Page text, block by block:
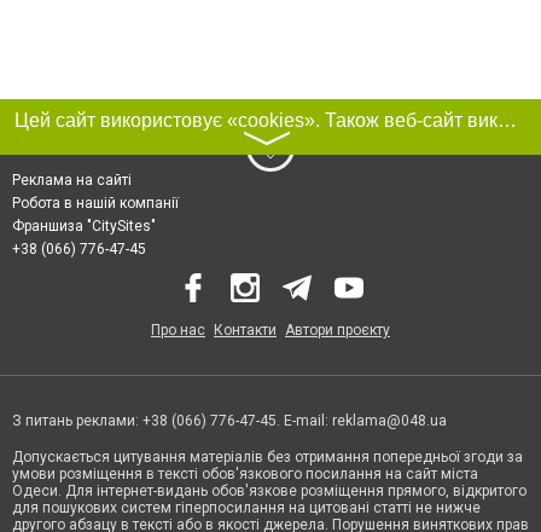
Цей сайт використовує «cookies». Також веб-сайт використовує інтернет-сервіс для збору технічних даних стосовно відвідувачів з метою отримання маркетингової та статистичної інформації. Умови обробки даних відвідувачів сайту див.
〉
Реклама на сайті
Робота в нашій компанії
Франшиза "CitySites"
+38 (066) 776-47-45
Про нас Контакти Автори проєкту
З питань реклами: +38 (066) 776-47-45. E-mail: reklama@048.ua
Допускається цитування матеріалів без отримання попередньої згоди за
умови розміщення в тексті обов'язкового посилання на сайт міста
Одеси. Для інтернет-видань обов'язкове розміщення прямого, відкритого
для пошукових систем гіперпосилання на цитовані статті не нижче
другого абзацу в тексті або в якості джерела. Порушення виняткових прав